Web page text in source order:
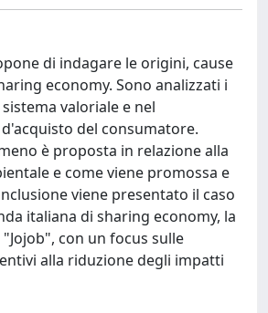
di indagare le origini, cause
economy. Sono analizzati i
valoriale e nel
del consumatore.
è proposta in relazione alla
e come viene promossa e
viene presentato il caso
italiana di sharing economy, la
con un focus sulle
alla riduzione degli impatti